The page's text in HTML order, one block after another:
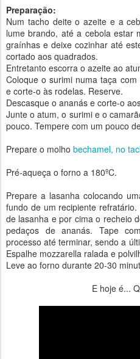
Preparação:
Num tacho deite o azeite e a
lume brando, até a cebola estar
graínhas e deixe cozinhar até
cortado aos quadrados.
Entretanto escorra o azeite ao
Coloque o surimi numa taça
e corte-o às rodelas. Reserve.
Descasque o ananás e corte-o
Junte o atum, o surimi e o
pouco. Tempere com um pouco
Prepare o molho bechamel, no
Pré-aqueça o forno a 180ºC.
Prepare a lasanha colocando
fundo de um recipiente
de lasanha e por cima o recheio
pedaços de ananás. Tape
processo até terminar, sendo a
Espalhe mozzarella ralada e
Leve ao forno durante 20-30
E hoje é...